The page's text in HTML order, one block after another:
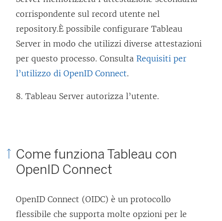
a
t
)
a
o
a
e
s
r
a
corrispondente sul record utente nel
repository.È possibile configurare Tableau
Server in modo che utilizzi diverse attestazioni
per questo processo. Consulta Requisiti per
l’utilizzo di OpenID Connect.
8. Tableau Server autorizza l’utente.
Come funziona Tableau con
OpenID Connect
OpenID Connect (OIDC) è un protocollo
flessibile che supporta molte opzioni per le